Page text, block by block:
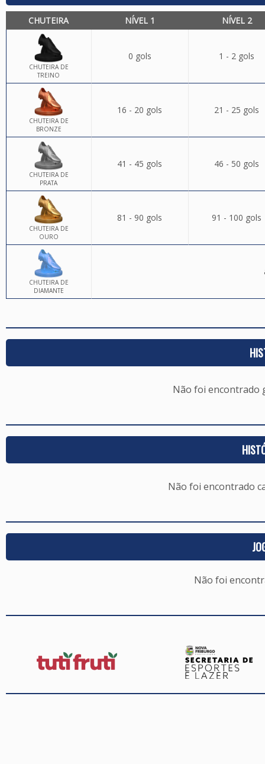
CHUTEIRA NÍVEL 1 NÍVEL 2
CHUTEIRA DE
TREINO
0 gols 1 - 2 gols
CHUTEIRA DE
BRONZE
16 - 20 gols 21 - 25 gols
CHUTEIRA DE
PRATA
41 - 45 gols 46 - 50 gols
CHUTEIRA DE
OURO
81 - 90 gols 91 - 100 gols
CHUTEIRA DE
DIAMANTE
Não foi encontrado
Não foi encontrado
Não foi